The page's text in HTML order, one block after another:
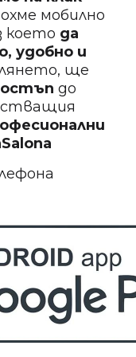
БЕЗПЛАТНО
на нокти
БЕЗПЛАТНО
мобилно
което да
удобно и
ще
до